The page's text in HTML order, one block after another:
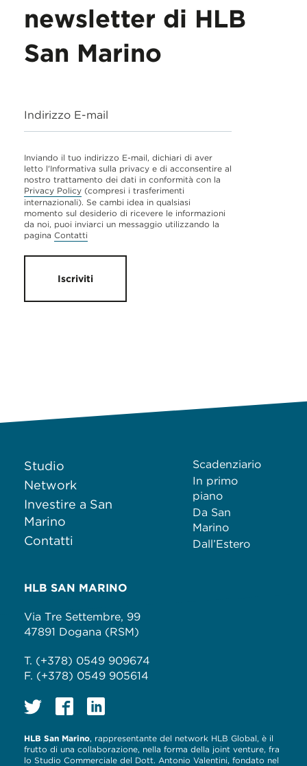
newsletter di HLB
San Marino
Indirizzo E-mail
Inviando il tuo indirizzo E-mail, dichiari di aver
letto l'Informativa sulla privacy e di acconsentire al
nostro trattamento dei dati in conformità con la
Privacy Policy (compresi i trasferimenti
internazionali). Se cambi idea in qualsiasi
momento sul desiderio di ricevere le informazioni
da noi, puoi inviarci un messaggio utilizzando la
pagina Contatti
Iscriviti
Studio
Network
Investire a San
Marino
Contatti
Scadenziario
In primo
piano
Da San
Marino
Dall’Estero
HLB SAN MARINO
Via Tre Settembre, 99
47891 Dogana (RSM)
T. (+378) 0549 909674
F. (+378) 0549 905614
HLB San Marino, rappresentante del network HLB Global, è il
frutto di una collaborazione, nella forma della joint venture, fra
lo Studio Commerciale del Dott. Antonio Valentini, fondato nel